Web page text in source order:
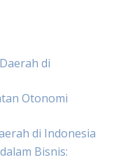
di
Otonomi
di Indonesia
Bisnis: